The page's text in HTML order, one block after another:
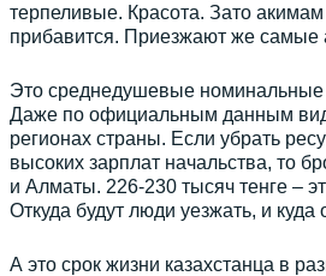
терпеливые. Красота. Зато
прибавится. Приезжают же самые
Это среднедушевые номинальные
Даже по официальным данным
регионах страны. Если убрать
высоких зарплат начальства, то
и Алматы. 226-230 тысяч тенге –
Откуда будут люди уезжать, и куда
А это срок жизни казахстанца в